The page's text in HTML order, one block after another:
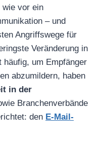
wie vor ein
– und
Angriffswege für
Veränderung in
häufig, um Empfänger
abzumildern, haben
in der
Branchenverbände
den E-Mail-